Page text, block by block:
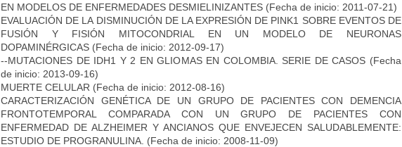
EN MODELOS DE ENFERMEDADES DESMIELINIZANTES (Fecha de inicio: 2011-07-21)
EVALUACIÓN DE LA DISMINUCIÓN DE LA EXPRESIÓN DE PINK1 SOBRE EVENTOS DE
FUSIÓN Y FISIÓN MITOCONDRIAL EN UN MODELO DE NEURONAS
DOPAMINÉRGICAS (Fecha de inicio: 2012-09-17)
--MUTACIONES DE IDH1 Y 2 EN GLIOMAS EN COLOMBIA. SERIE DE CASOS (Fecha
de inicio: 2013-09-16)
MUERTE CELULAR (Fecha de inicio: 2012-08-16)
CARACTERIZACIÓN GENÉTICA DE UN GRUPO DE PACIENTES CON DEMENCIA
FRONTOTEMPORAL COMPARADA CON UN GRUPO DE PACIENTES CON
ENFERMEDAD DE ALZHEIMER Y ANCIANOS QUE ENVEJECEN SALUDABLEMENTE:
ESTUDIO DE PROGRANULINA. (Fecha de inicio: 2008-11-09)